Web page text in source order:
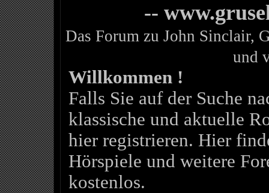
--
Das Forum zu John Sinclair,
und
Willkommen !
Falls Sie auf der Suche
klassische und aktuelle
hier registrieren. Hier
Hörspiele und weitere
kostenlos.